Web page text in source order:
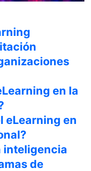
en la
eLearning en
inteligencia
de